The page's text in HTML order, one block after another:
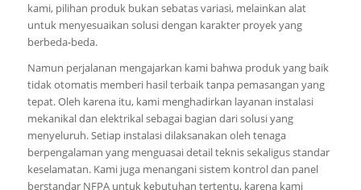
kami, pilihan produk bukan sebatas variasi, melainkan alat
untuk menyesuaikan solusi dengan karakter proyek yang
berbeda-beda.
Namun perjalanan mengajarkan kami bahwa produk yang baik
tidak otomatis memberi hasil terbaik tanpa pemasangan yang
tepat. Oleh karena itu, kami menghadirkan layanan instalasi
mekanikal dan elektrikal sebagai bagian dari solusi yang
menyeluruh. Setiap instalasi dilaksanakan oleh tenaga
berpengalaman yang menguasai detail teknis sekaligus standar
keselamatan. Kami juga menangani sistem kontrol dan panel
berstandar NFPA untuk kebutuhan tertentu, karena kami